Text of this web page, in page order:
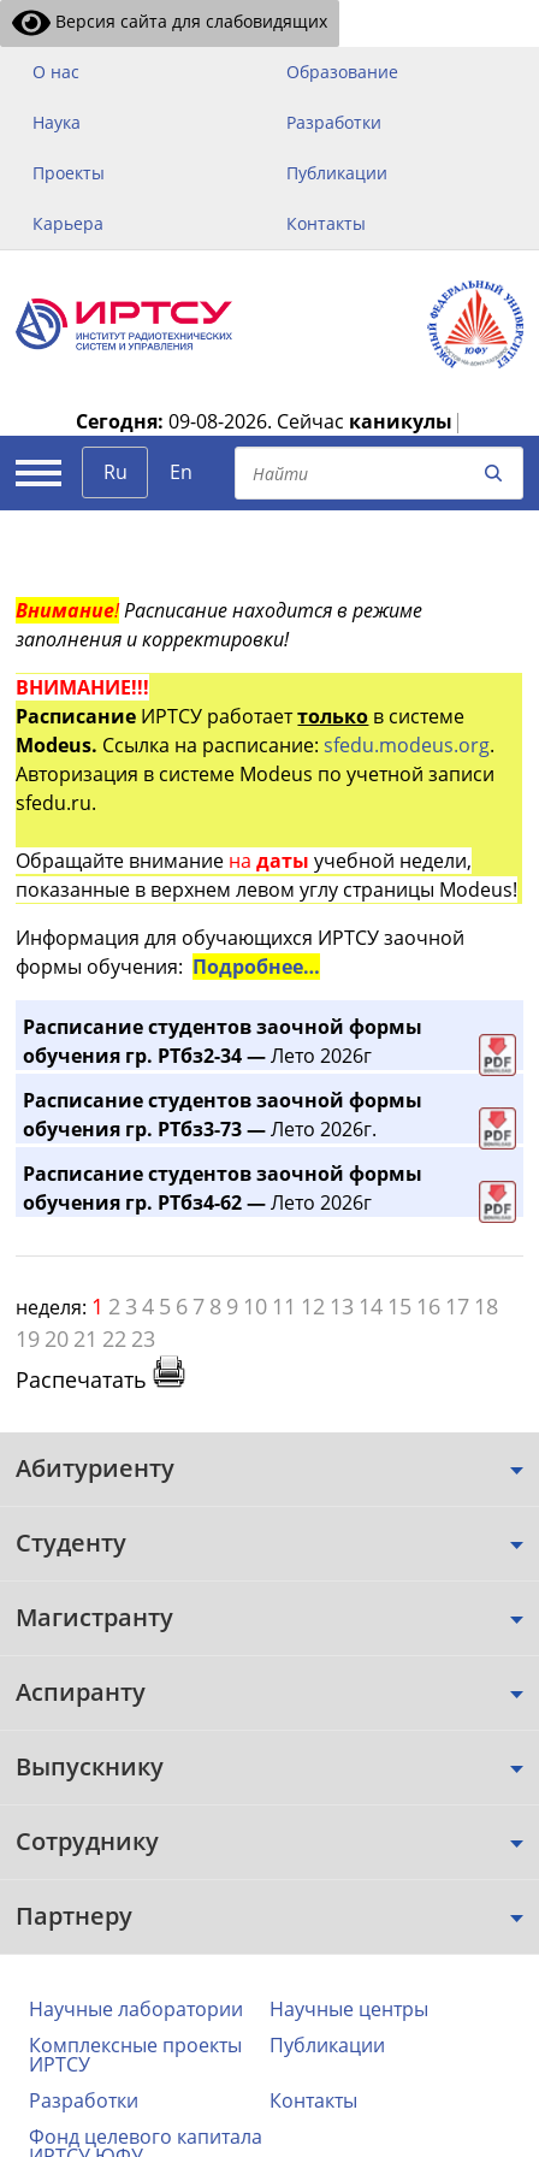
Версия сайта для слабовидящих
О нас Образование
Наука Разработки
Проекты Публикации
Карьера Контакты
Сегодня: 09-08-2026. Сейчас каникулы |
Ru
En
Внимание!Расписание находится в режиме
заполнения и корректировки!
ВНИМАНИЕ!!!
Расписание ИРТСУ работаеттолько в системе
Modeus. Ссылка на расписание:sfedu.modeus.org.
Авторизация в системе Modeus по учетной записи
sfedu.ru.
Обращайте внимание на датыучебной недели,
показанные в верхнем левом углу страницы Modeus!
Информация для обучающихся ИРТСУ заочной
формы обучения: Подробнее…
Расписание студентов заочной формы
обучения гр. РТбз2-34 —Лето 2026г
Расписание студентов заочной формы
обучения гр. РТбз3-73 —Лето 2026г.
Расписание студентов заочной формы
обучения гр. РТбз4-62 —Лето 2026г
неделя: 1 2 3 4 5 6 7 8 9 10 11 12 13 14 15 16 17 18
19 20 21 22 23
Распечатать
Абитуриенту
Студенту
Магистранту
Аспиранту
Выпускнику
Сотруднику
Партнеру
Научные лаборатории
Научные центры
Комплексные проекты
ИРТСУ
Публикации
Разработки
Контакты
Фонд целевого капитала